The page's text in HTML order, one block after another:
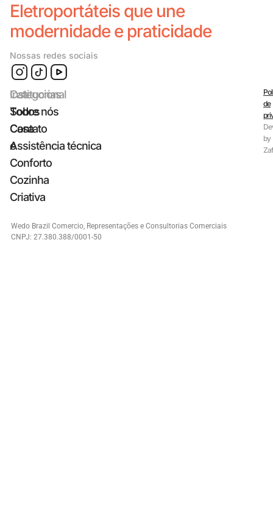
Eletroportáteis que une
modernidade e praticidade
Nossas redes sociais
Categorias
Todos
Casa
e
Conforto
Cozinha
Criativa
Institucional
Sobre nós
Contato
Assistência técnica
de
by
Wedo Brazil Comercio, Representações e Consultorias Comerciais
CNPJ: 27.380.388/0001-50